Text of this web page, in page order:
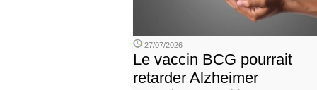
27/07/2026
Le vaccin BCG pourrait
retarder Alzheimer